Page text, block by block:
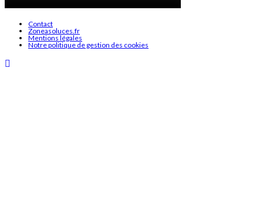
Contact
Zoneasoluces.fr
Mentions légales
Notre politique de gestion des cookies